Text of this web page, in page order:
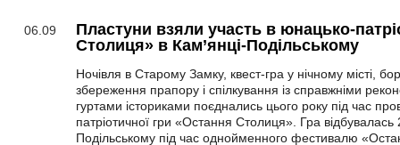
06.09
Пластуни взяли участь в юнацько-
Столиця» в Кам’янці-Подільському
Ночівля в Старому Замку, квест-гра у нічному місті,
збереження прапору і спілкування із справжніми
гуртами істориками поєднались цього року під час
патріотичної гри «Остання Столиця». Гра
Подільському під час однойменного фестивалю